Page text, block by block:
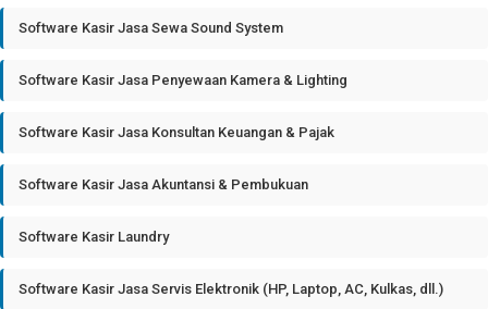
Software Kasir Jasa Sewa Sound System
Software Kasir Jasa Penyewaan Kamera & Lighting
Software Kasir Jasa Konsultan Keuangan & Pajak
Software Kasir Jasa Akuntansi & Pembukuan
Software Kasir Laundry
Software Kasir Jasa Servis Elektronik (HP, Laptop, AC, Kulkas, dll.)